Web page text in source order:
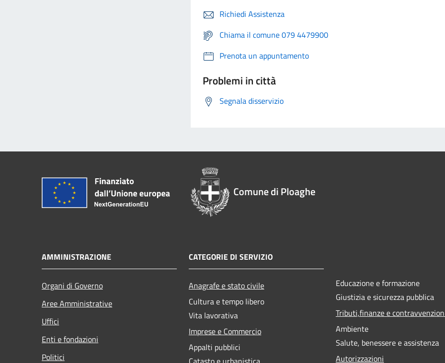
Richiedi Assistenza
Chiama il comune 079 4479900
Prenota un appuntamento
Problemi in città
Segnala disservizio
Comune di Ploaghe
AMMINISTRAZIONE
Organi di Governo
Aree Amministrative
Uffici
Enti e fondazioni
Politici
CATEGORIE DI SERVIZIO
Anagrafe e stato civile
Cultura e tempo libero
Vita lavorativa
Imprese e Commercio
Appalti pubblici
Educazione e formazione
Giustizia e sicurezza pubblica
Tributi,finanze e
Ambiente
Salute, benessere e assistenza
Autorizzazioni